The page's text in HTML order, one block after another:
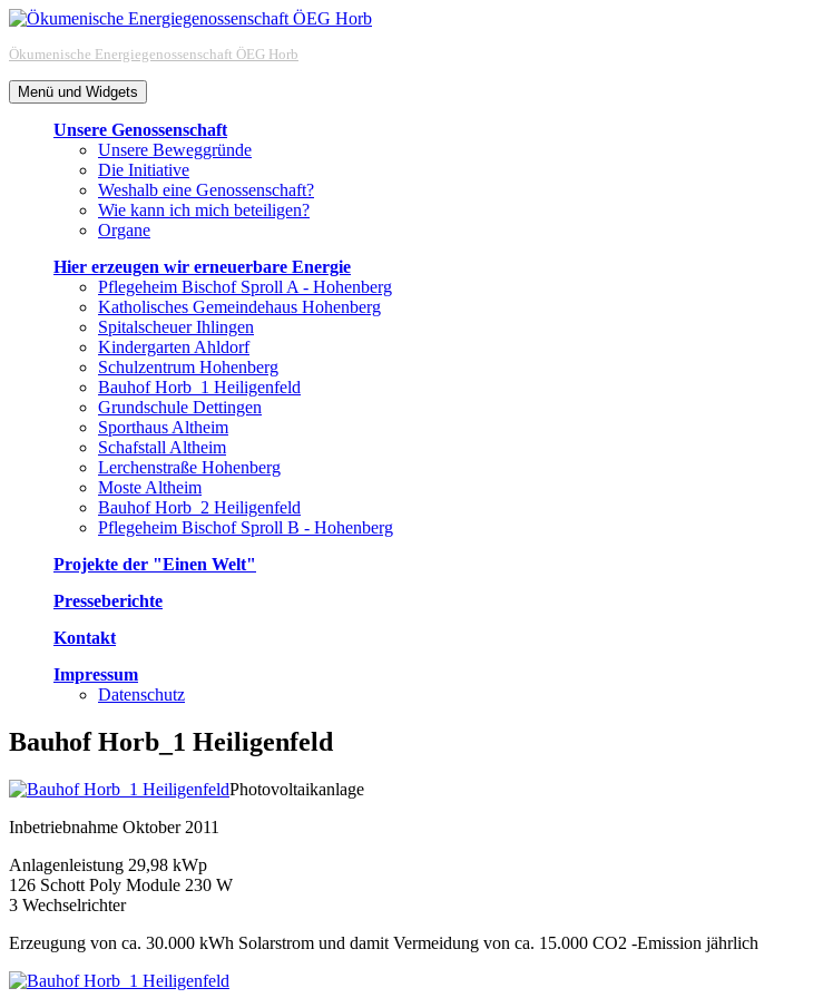
Zum
springen
Ökumenische Energiegenossenschaft ÖEG Horb
Menü und Widgets
Unsere Genossenschaft
Unsere Beweggründe
Die Initiative
Weshalb eine Genossenschaft?
Wie kann ich mich beteiligen?
Organe
Hier erzeugen wir erneuerbare Energie
Pflegeheim Bischof Sproll A - Hohenberg
Katholisches Gemeindehaus Hohenberg
Spitalscheuer Ihlingen
Kindergarten Ahldorf
Schulzentrum Hohenberg
Bauhof Horb_1 Heiligenfeld
Grundschule Dettingen
Sporthaus Altheim
Schafstall Altheim
Lerchenstraße Hohenberg
Moste Altheim
Bauhof Horb_2 Heiligenfeld
Pflegeheim Bischof Sproll B - Hohenberg
Projekte der "Einen Welt"
Presseberichte
Kontakt
Impressum
Datenschutz
Bauhof Horb_1 Heiligenfeld
Photovoltaikanlage
Inbetriebnahme Oktober 2011
Anlagenleistung 29,98 kWp
126 Schott Poly Module 230 W
3 Wechselrichter
Erzeugung von ca. 30.000 kWh Solarstrom und damit Vermeidung von ca. 15.000 CO2 -Emission jährlich